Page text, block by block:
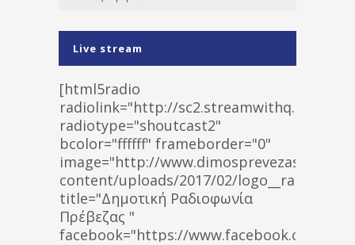
Live stream
[html5radio
radiolink="http://
radiotype="shoutcast2"
bcolor="ffffff" frameborder="0"
image="http://www.dimosprevezas.gr/wp-
content/uploads/2017/02/
title="Δημοτική Ραδιοφωνία
Πρέβεζας "
facebook="https://www.facebook.com/